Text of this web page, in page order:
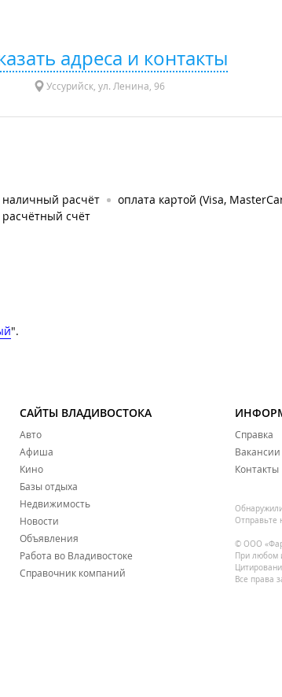
адреса и контакты
Уссурийск, ул. Ленина, 96
наличный расчёт оплата картой (Visa,
расчётный счёт
".
САЙТЫ ВЛАДИВОСТОКА
Авто
Афиша
Кино
Базы отдыха
Недвижимость
Новости
Объявления
Работа во Владивостоке
Справочник компаний
Справка
Вакансии
Контакты
Отправьте
© ООО
При любом
Все права